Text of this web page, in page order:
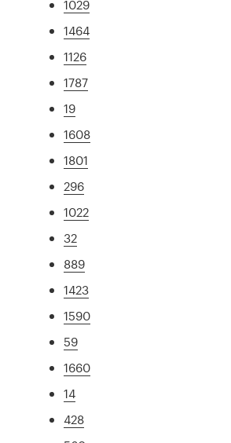
1029
1464
1126
1787
19
1608
1801
296
1022
32
889
1423
1590
59
1660
14
428